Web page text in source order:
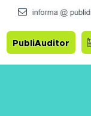
PubliAuditor